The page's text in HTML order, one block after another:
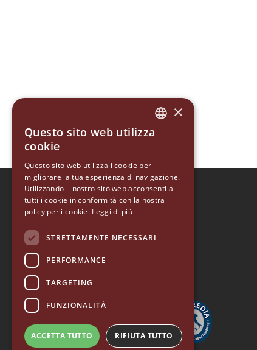
EUREKA 1920
EUREKA ORO
GERMAN
SPANISH
×
Questo sito web utilizza
cookie
Questo sito web utilizza i cookie per
migliorare la tua esperienza di navigazione.
Utilizzando il nostro sito web acconsenti a
tutti i cookie in conformità con la nostra
policy per i cookie. Leggi di più
STRETTAMENTE NECESSARI
PERFORMANCE
TARGETING
FUNZIONALITÀ
ACCETTA TUTTO RIFIUTA TUTTO